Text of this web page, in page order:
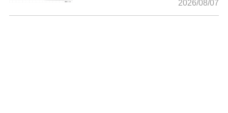
2026/08/07